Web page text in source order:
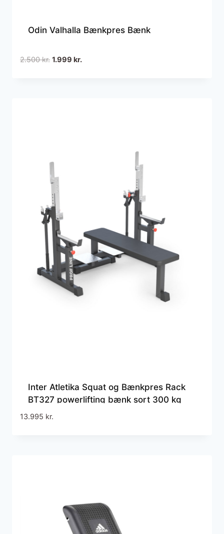
Odin Valhalla Bænkpres Bænk
2.500kr. Den
1.999 kr.
Inter Atletika Squat og Bænkpres Rack
BT327 powerlifting bænk sort 300 kg
13.995 kr.